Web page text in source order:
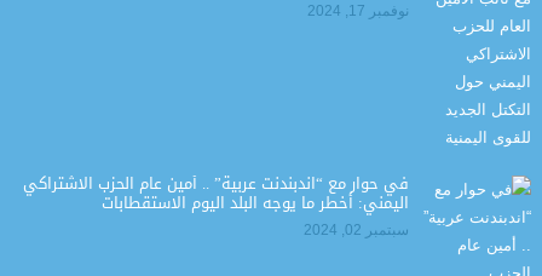
نوفمبر 17, 2024
في حوار مع “اندبندنت عربية” .. أمين عام الحزب الاشتراكي
اليمني: أخطر ما يوجه البلد اليوم الاستقطابات
سبتمبر 02, 2024